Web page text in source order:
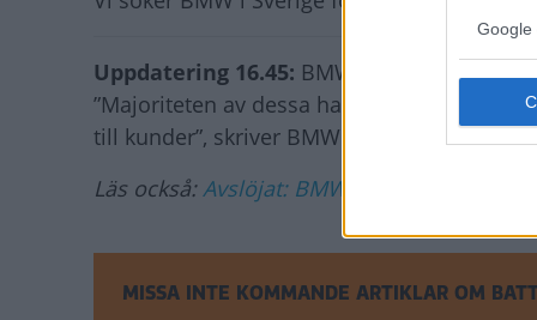
Google
Uppdatering 16.45: BMW bekräftar nu för
”Majoriteten av dessa har hunnit stoppas i
till kunder”, skriver BMW:s svenska
Läs också:Avslöjat: BMW-laddhybrid har
MISSA INTE KOMMANDE ARTIKLAR OM